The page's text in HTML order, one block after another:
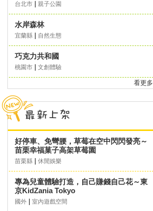
台北市 親子公園
水岸森林
宜蘭縣 自然生態
巧克力共和國
桃園市 文創體驗
看更多
好停車、免彎腰，草莓在空中閃閃發亮～
苗栗幸福菓子高架草莓園
苗栗縣 休閒娛樂
專為兒童體驗打造，自己賺錢自己花～東
京KidZania Tokyo
國外 室內遊戲空間